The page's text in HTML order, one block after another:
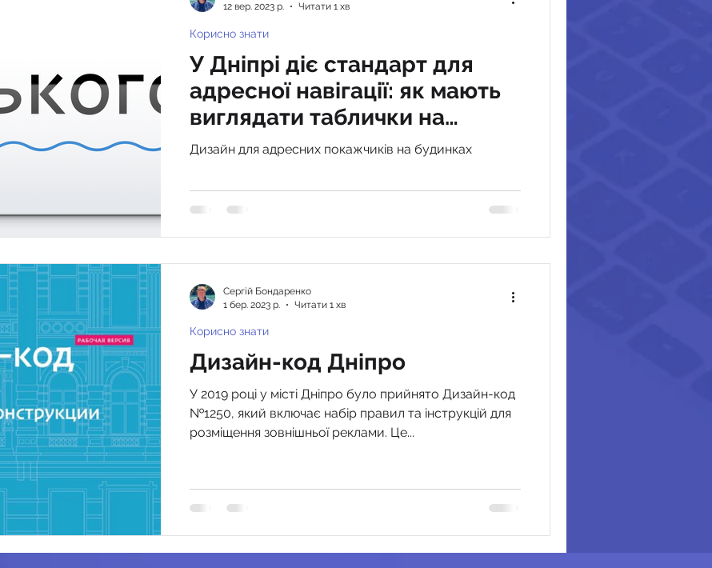
У Дніпрі діє стандарт для
адресної навігації: як мають
виглядати таблички на
будинках
Дизайн для адресних покажчиків на будинках
Корисно знати
12 вер. 2023 р.
Читати 1 хв
Дизайн-код Дніпро
У 2019 році у місті Дніпро було прийнято Дизайн-код
№1250, який включає набір правил та інструкцій для
розміщення зовнішньої реклами. Це...
Корисно знати
Сергiй Бондаренко
1 бер. 2023 р.
Читати 1 хв